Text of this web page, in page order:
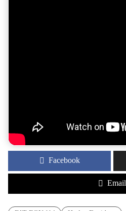
Facebook
Email